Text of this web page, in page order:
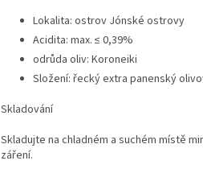
Lokalita: ostrov Jónské ostrovy
Acidita: max. ≤ 0,39%
odrůda oliv: Koroneiki
Složení: řecký extra panenský
Skladování
Skladujte na chladném a suchém místě
záření.